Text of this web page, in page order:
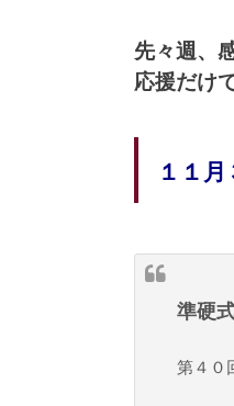
先々週、
応援だけ
１１月
準硬
第４０